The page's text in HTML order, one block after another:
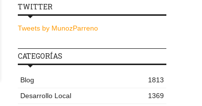
TWITTER
Tweets by MunozParreno
CATEGORÍAS
Blog
1813
Desarrollo Local
1369